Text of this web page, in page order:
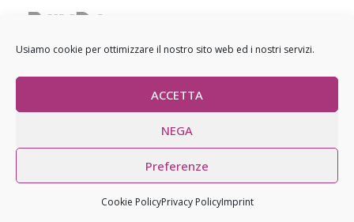
Usiamo cookie per ottimizzare il nostro sito web ed i nostri servizi.
ACCETTA
NEGA
Preferenze
Cookie PolicyPrivacy PolicyImprint
Sede legale: Viale Regina Margherita 30, 20122 Milano
Sede operativa: Via Salvio Giuliano 9, 20146 Milano
Copyrights © 2019 PayDo spa - P.iva 09669060965